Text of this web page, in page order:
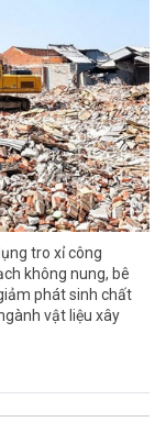
tro xỉ công
không nung, bê
phát sinh chất
vật liệu xây